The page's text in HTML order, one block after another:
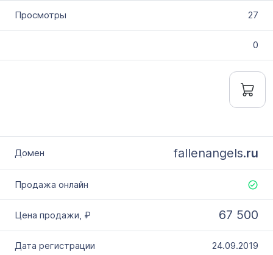
27
0
fallenangels.ru
67 500
24.09.2019